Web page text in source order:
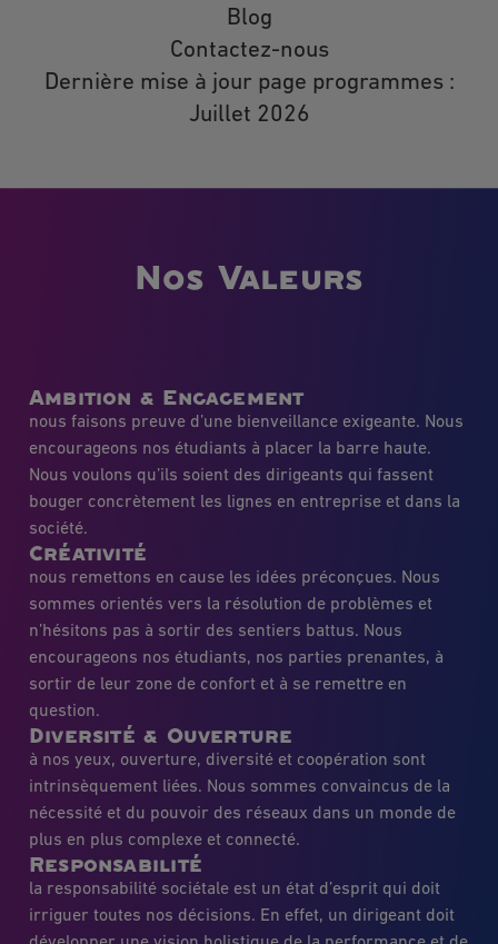
Blog
Contactez-nous
Dernière mise à jour page programmes :
Juillet 2026
Nos Valeurs
Ambition & Engagement
nous faisons preuve d’une bienveillance exigeante. Nous
encourageons nos étudiants à placer la barre haute.
Nous voulons qu’ils soient des dirigeants qui fassent
bouger concrètement les lignes en entreprise et dans la
société.
Créativité
nous remettons en cause les idées préconçues. Nous
sommes orientés vers la résolution de problèmes et
n’hésitons pas à sortir des sentiers battus. Nous
encourageons nos étudiants, nos parties prenantes, à
sortir de leur zone de confort et à se remettre en
question.
Diversité & Ouverture
à nos yeux, ouverture, diversité et coopération sont
intrinsèquement liées. Nous sommes convaincus de la
nécessité et du pouvoir des réseaux dans un monde de
plus en plus complexe et connecté.
Responsabilité
la responsabilité sociétale est un état d’esprit qui doit
irriguer toutes nos décisions. En effet, un dirigeant doit